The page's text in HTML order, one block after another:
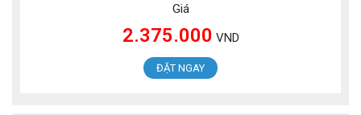
Giá
2.375.000 VND
ĐẶT NGAY